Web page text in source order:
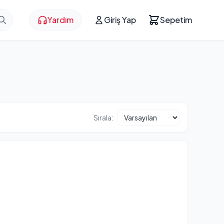
Yardım Giriş Yap Sepetim
Sırala: